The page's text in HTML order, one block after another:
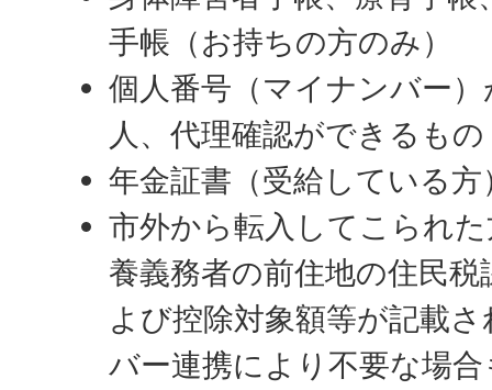
手帳（お持ちの方のみ）
個人番号（マイナンバー
人、代理確認ができるもの
年金証書（受給している方
市外から転入してこられ
養義務者の前住地の住民
よび控除対象額等が記載
バー連携により不要な場